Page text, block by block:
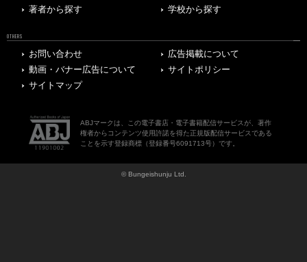
著者から探す
学校から探す
OTHERS
お問い合わせ
広告掲載について
動画・バナー広告について
サイトポリシー
サイトマップ
ABJマークは、この電子書店・電子書籍配信サービスが、著作
権者からコンテンツ使用許諾を得た正規版配信サービスである
ことを示す登録商標（登録番号6091713号）です。
© Bungeishunju Ltd.